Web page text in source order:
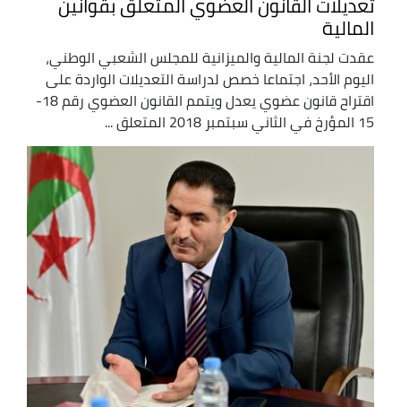
المالية
عقدت لجنة المالية والميزانية للمجلس الشعبي الوطني،
اليوم الأحد، اجتماعا خصص لدراسة التعديلات الواردة على
اقتراح قانون عضوي يعدل ويتمم القانون العضوي رقم 18-
15 المؤرخ في الثاني سبتمبر 2018 المتعلق ...